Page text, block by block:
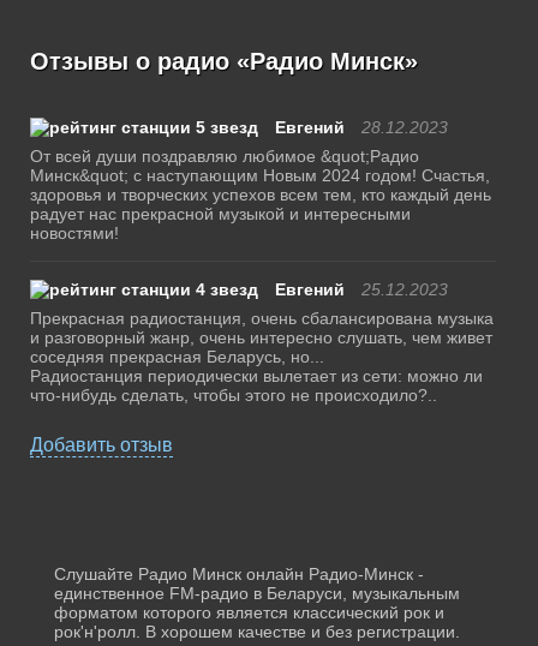
Отзывы о радио «Радио Минск»
Евгений
28.12.2023
От всей души поздравляю любимое &quot;Радио
Минск&quot; с наступающим Новым 2024 годом! Счастья,
здоровья и творческих успехов всем тем, кто каждый день
радует нас прекрасной музыкой и интересными
новостями!
Евгений
25.12.2023
Прекрасная радиостанция, очень сбалансирована музыка
и разговорный жанр, очень интересно слушать, чем живет
соседняя прекрасная Беларусь, но...
Радиостанция периодически вылетает из сети: можно ли
что-нибудь сделать, чтобы этого не происходило?..
Добавить отзыв
Слушайте Радио Минск онлайн Радио-Минск -
единственное FM-радио в Беларуси, музыкальным
форматом которого является классический рок и
рок'н'ролл. В хорошем качестве и без регистрации.